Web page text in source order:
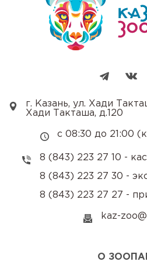
О
г. Казань, ул. Хади
Хади Такташа, д.120
с 08:30 до 21:00
8 (843) 223 27 10 -
8 (843) 223 27 30 -
8 (843) 223 27 27 -
kaz-